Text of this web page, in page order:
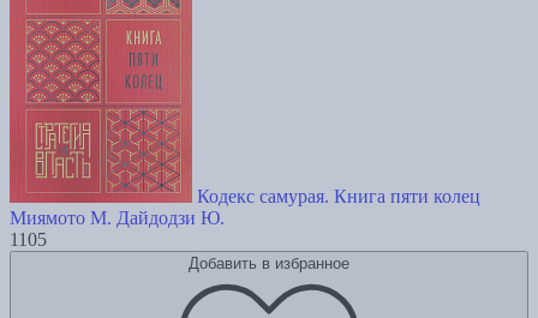
Кодекс самурая. Книга пяти колец
Миямото М. Дайдодзи Ю.
1105
Добавить в избранное